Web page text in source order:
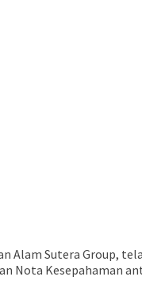
Alam Sutera Group,
Nota Kesepahaman